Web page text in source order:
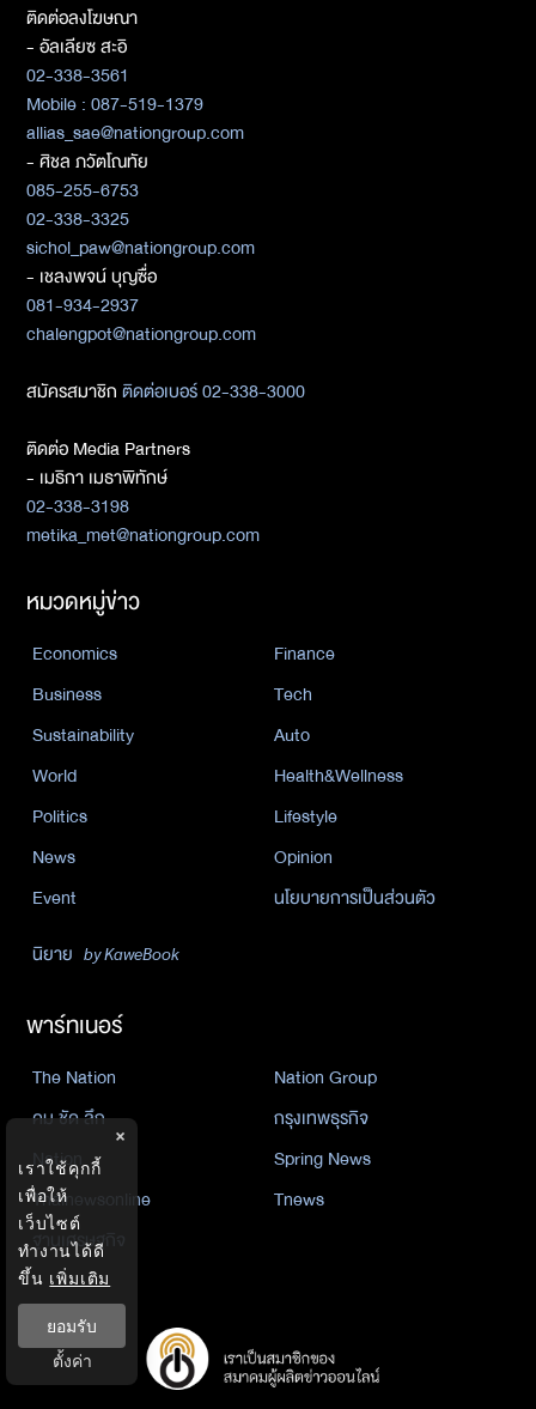
ติดต่อลงโฆษณา
- อัลเลียซ สะอิ
02-338-3561
Mobile : 087-519-1379
allias_sae@nationgroup.com
- ศิชล ภวัตโณทัย
085-255-6753
02-338-3325
sichol_paw@nationgroup.com
- เชลงพจน์ บุญซื่อ
081-934-2937
chalengpot@nationgroup.com
สมัครสมาชิกติดต่อเบอร์ 02-338-3000
ติดต่อ Media Partners
- เมธิกา เมธาพิทักษ์
02-338-3198
metika_met@nationgroup.com
หมวดหมู่ข่าว
Economics
Finance
Business
Tech
Sustainability
Auto
World
Health&Wellness
Politics
Lifestyle
News
Opinion
Event
นโยบายการเป็นส่วนตัว
นิยาย by KaweBook
พาร์ทเนอร์
The Nation
Nation Group
คม ชัด ลึก
กรุงเทพธุรกิจ
Nation
Spring News
Thainewsonline
Tnews
ฐานเศรษฐกิจ
×
เราใช้คุกกี้
เพื่อให้
เว็บไซต์
ทำงานได้ดี
ขึ้น เพิ่มเติม
ยอมรับ
ตั้งค่า